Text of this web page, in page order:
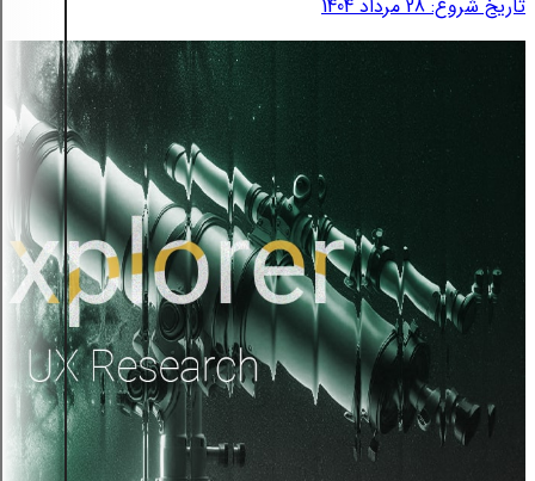
تاریخ شروع: 28 مرداد 1404